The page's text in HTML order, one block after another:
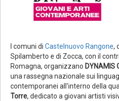
I comuni di Castelnuovo Rangone,
Spilamberto e di Zocca, con il
Romagna, organizzano DYNAMIS
una rassegna nazionale sui
contemporanei all'interno della
Torre, dedicato a giovani artisti